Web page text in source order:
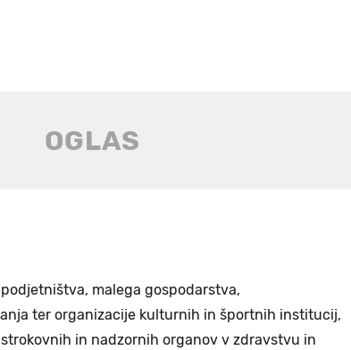
malega gospodarstva,
ter organizacije kulturnih in športnih institucij,
in nadzornih organov v zdravstvu in